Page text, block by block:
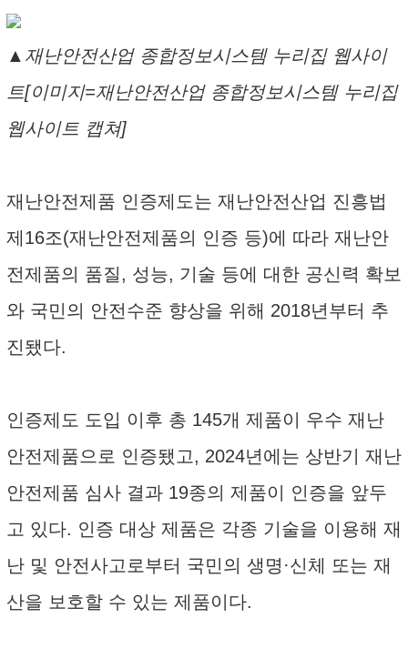
▲재난안전산업 종합정보시스템 누리집 웹사이
트[이미지=재난안전산업 종합정보시스템 누리집
웹사이트 캡쳐]
재난안전제품 인증제도는 재난안전산업 진흥법
제16조(재난안전제품의 인증 등)에 따라 재난안
전제품의 품질, 성능, 기술 등에 대한 공신력 확보
와 국민의 안전수준 향상을 위해 2018년부터 추
진됐다.
인증제도 도입 이후 총 145개 제품이 우수 재난
안전제품으로 인증됐고, 2024년에는 상반기 재난
안전제품 심사 결과 19종의 제품이 인증을 앞두
고 있다. 인증 대상 제품은 각종 기술을 이용해 재
난 및 안전사고로부터 국민의 생명·신체 또는 재
산을 보호할 수 있는 제품이다.